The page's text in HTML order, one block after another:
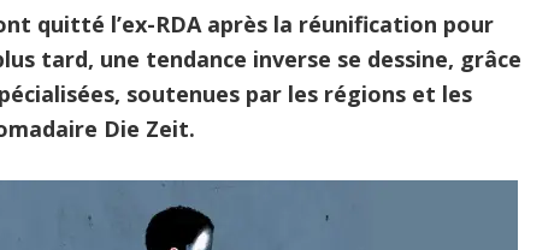
quitté l’ex-RDA après la réunification pour
tard, une tendance inverse se dessine, grâce
soutenues par les régions et les
Die Zeit.